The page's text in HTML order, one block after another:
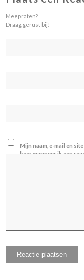
Meepraten?
Draag gerust bij!
Mijn naam, e-mail en
keer wanneer ik een